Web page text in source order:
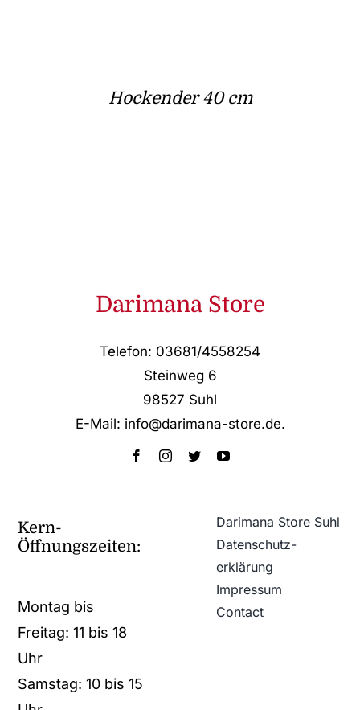
Hockender 40 cm
Darimana Store
Telefon: 03681/4558254
Steinweg 6
98527 Suhl
E-Mail: info@darimana-store.de.
Kern-
Öffnungszeiten:
Montag bis
Freitag: 11 bis 18
Uhr
Samstag: 10 bis 15
Darimana Store Suhl
Datenschutz­
erklärung
Impressum
Contact